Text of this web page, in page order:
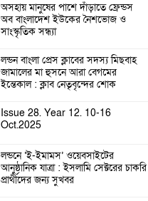
অসহায় মানুষের পাশে দাঁড়াতে ফ্রেন্ডস
অব বাংলাদেশ ইউকের নৈশভোজ ও
সাংস্কৃতিক সন্ধ্যা
লন্ডন বাংলা প্রেস ক্লাবের সদস্য মিছবাহ
জামালের মা হুসনে আরা বেগমের
ইন্তেকাল : ক্লাব নেতৃবৃন্দের শোক
Issue 28. Year 12. 10-16
Oct.2025
লন্ডনে ‘ই-ইমামস’ ওয়েবসাইটের
আনুষ্ঠানিক যাত্রা : ইসলামি সেক্টরের চাকরি
প্রার্থীদের জন্য সুখবর